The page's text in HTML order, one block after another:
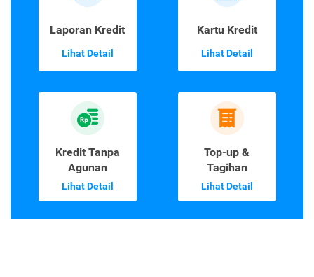
Laporan Kredit
Lihat Detail
Kartu Kredit
Lihat Detail
Kredit Tanpa
Agunan
Lihat Detail
Top-up &
Tagihan
Lihat Detail